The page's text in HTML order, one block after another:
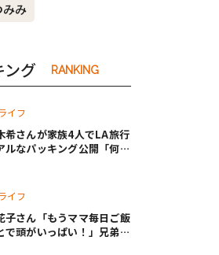
みみ
ング RANKING
ライフ
希さんが家族4人でLA旅行
ルなパッキング公開「何が
ライフ
子さん「もうママ毎日ご飯
で頭がいっぱい！」兄弟夏